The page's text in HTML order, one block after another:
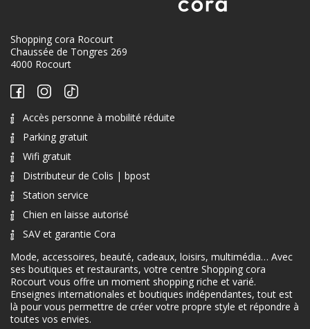
Shopping cora Rocourt
Chaussée de Tongres 269
4000 Rocourt
Accès personne à mobilité réduite
Parking gratuit
Wifi gratuit
Distributeur de Colis | bpost
Station service
Chien en laisse autorisé
SAV et garantie Cora
Mode, accessoires, beauté, cadeaux, loisirs, multimédia… Avec
ses boutiques et restaurants, votre centre Shopping cora
Rocourt vous offre un moment shopping riche et varié.
Enseignes internationales et boutiques indépendantes, tout est
là pour vous permettre de créer votre propre style et répondre à
toutes vos envies.